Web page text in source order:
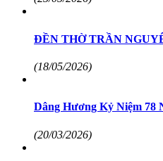
ĐỀN THỜ TRẦN
(18/05/2026)
Dâng Hương Kỷ Niệm 78
(20/03/2026)